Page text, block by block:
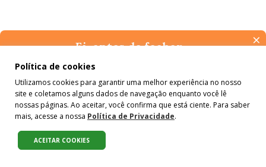
Política de cookies
Utilizamos cookies para garantir uma melhor experiência no nosso
site e coletamos alguns dados de navegação enquanto você lê
nossas páginas. Ao aceitar, você confirma que está ciente. Para saber
mais, acesse a nossa Política de Privacidade.
ACEITAR COOKIES
×
Ei, antes de fechar…
Pense na importância de manter-se informado(a). Quer ter
colunistas e reportagens especiais? Receba a nossa newsletter.
É de graça :)